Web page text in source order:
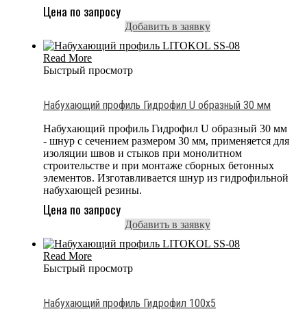
Цена по запросу
Добавить в заявку
Read More
Быстрый просмотр
Набухающий профиль Гидрофил U образный 30 мм
Набухающий профиль Гидрофил U образный 30 мм
- шнур с сечением размером 30 мм, применяется для
изоляции швов и стыков при монолитном
строительстве и при монтаже сборных бетонных
элементов. Изготавливается шнур из гидрофильной
набухающей резины.
Цена по запросу
Добавить в заявку
Read More
Быстрый просмотр
Набухающий профиль Гидрофил 100х5